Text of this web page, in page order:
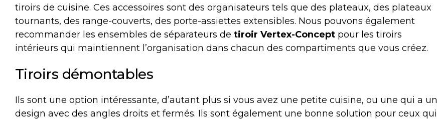
tiroirs de cuisine. Ces accessoires sont des organisateurs tels que des plateaux, des plateaux
tournants, des range-couverts, des porte-assiettes extensibles. Nous pouvons également
recommander les ensembles de séparateurs de tiroir Vertex-Concept pour les tiroirs
intérieurs qui maintiennent l’organisation dans chacun des compartiments que vous créez.
Tiroirs démontables
Ils sont une option intéressante, d’autant plus si vous avez une petite cuisine, ou une qui a un
design avec des angles droits et fermés. Ils sont également une bonne solution pour ceux qui